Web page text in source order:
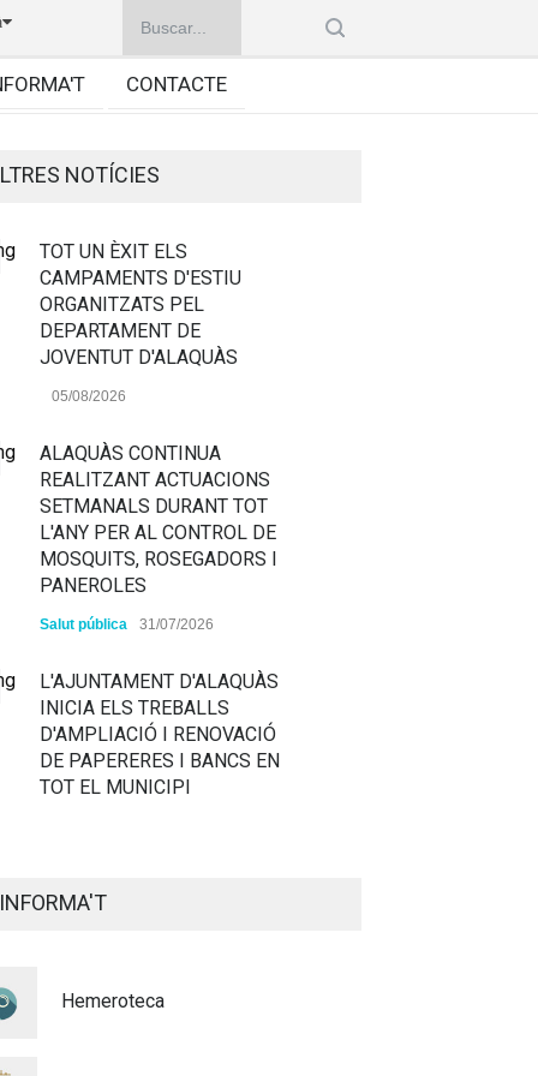
CONTACTE
NOTÍCIES
TOT UN ÈXIT ELS
CAMPAMENTS D'ESTIU
ORGANITZATS PEL
DEPARTAMENT DE
JOVENTUT D'ALAQUÀS
05/08/2026
ALAQUÀS CONTINUA
REALITZANT ACTUACIONS
SETMANALS DURANT TOT
L'ANY PER AL CONTROL DE
MOSQUITS, ROSEGADORS I
PANEROLES
Salut pública 31/07/2026
L'AJUNTAMENT D'ALAQUÀS
INICIA ELS TREBALLS
D'AMPLIACIÓ I RENOVACIÓ
DE PAPERERES I BANCS EN
TOT EL MUNICIPI
SENYALITZACIÓ
Policia 29/07/2026
Hemeroteca